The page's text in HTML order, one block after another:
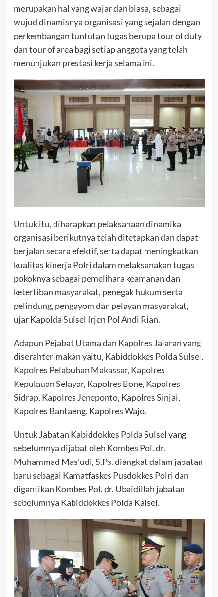
merupakan hal yang wajar dan biasa, sebagai
wujud dinamisnya organisasi yang sejalan dengan
perkembangan tuntutan tugas berupa tour of duty
dan tour of area bagi setiap anggota yang telah
menunjukan prestasi kerja selama ini.
Untuk itu, diharapkan pelaksanaan dinamika
organisasi berikutnya telah ditetapkan dan dapat
berjalan secara efektif, serta dapat meningkatkan
kualitas kinerja Polri dalam melaksanakan tugas
pokoknya sebagai pemelihara keamanan dan
ketertiban masyarakat, penegak hukum serta
pelindung, pengayom dan pelayan masyarakat,
ujar Kapolda Sulsel Irjen Pol Andi Rian.
Adapun Pejabat Utama dan Kapolres Jajaran yang
diserahterimakan yaitu, Kabiddokkes Polda Sulsel,
Kapolres Pelabuhan Makassar, Kapolres
Kepulauan Selayar, Kapolres Bone, Kapolres
Sidrap, Kapolres Jeneponto, Kapolres Sinjai,
Kapolres Bantaeng, Kapolres Wajo.
Untuk Jabatan Kabiddokkes Polda Sulsel yang
sebelumnya dijabat oleh Kombes Pol. dr.
Muhammad Mas’udi, S.Ps. diangkat dalam jabatan
baru sebagai Kamatfaskes Pusdokkes Polri dan
digantikan Kombes Pol. dr. Ubaidillah jabatan
sebelumnya Kabiddokkes Polda Kalsel.